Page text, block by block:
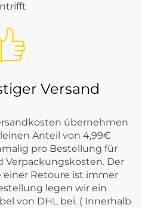
Versand
übernehmen
Anteil von 4,99€
pro Bestellung für
Verpackungskosten. Der
einer Retoure ist immer
legen wir ein
von DHL bei. ( Innerhalb